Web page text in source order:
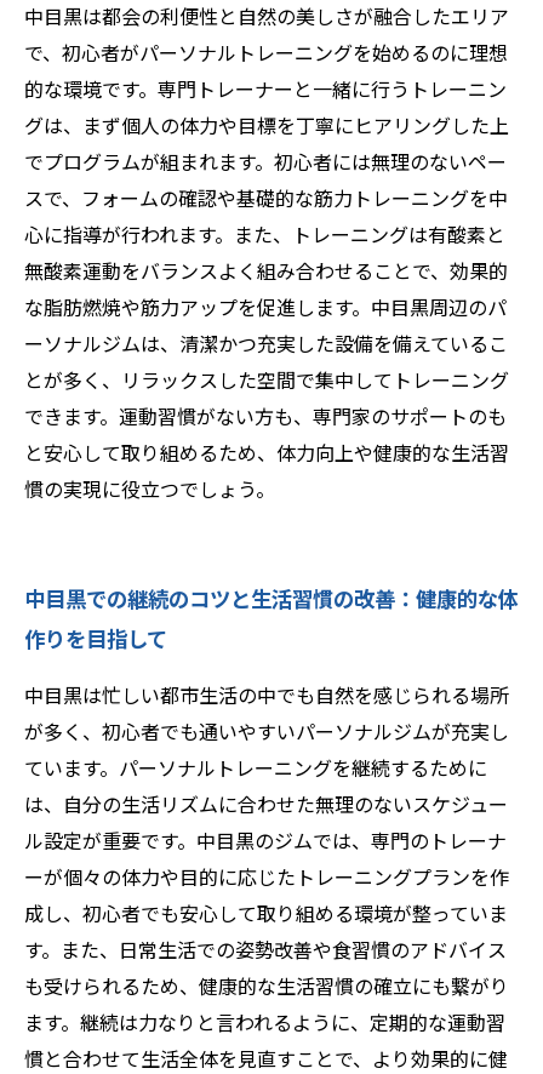
中目黒は都会の利便性と自然の美しさが融合したエリア
で、初心者がパーソナルトレーニングを始めるのに理想
的な環境です。専門トレーナーと一緒に行うトレーニン
グは、まず個人の体力や目標を丁寧にヒアリングした上
でプログラムが組まれます。初心者には無理のないペー
スで、フォームの確認や基礎的な筋力トレーニングを中
心に指導が行われます。また、トレーニングは有酸素と
無酸素運動をバランスよく組み合わせることで、効果的
な脂肪燃焼や筋力アップを促進します。中目黒周辺のパ
ーソナルジムは、清潔かつ充実した設備を備えているこ
とが多く、リラックスした空間で集中してトレーニング
できます。運動習慣がない方も、専門家のサポートのも
と安心して取り組めるため、体力向上や健康的な生活習
慣の実現に役立つでしょう。
中目黒での継続のコツと生活習慣の改善：健康的な体
作りを目指して
中目黒は忙しい都市生活の中でも自然を感じられる場所
が多く、初心者でも通いやすいパーソナルジムが充実し
ています。パーソナルトレーニングを継続するために
は、自分の生活リズムに合わせた無理のないスケジュー
ル設定が重要です。中目黒のジムでは、専門のトレーナ
ーが個々の体力や目的に応じたトレーニングプランを作
成し、初心者でも安心して取り組める環境が整っていま
す。また、日常生活での姿勢改善や食習慣のアドバイス
も受けられるため、健康的な生活習慣の確立にも繋がり
ます。継続は力なりと言われるように、定期的な運動習
慣と合わせて生活全体を見直すことで、より効果的に健